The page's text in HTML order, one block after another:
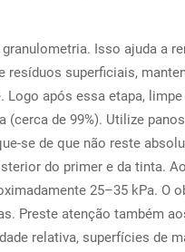
Isso ajuda a
superficiais,
após essa etapa,
de 99%). Utilize
se de que não reste
do primer e da tinta.
25–35 kPa. O
Preste atenção também
relativa, superfícies de